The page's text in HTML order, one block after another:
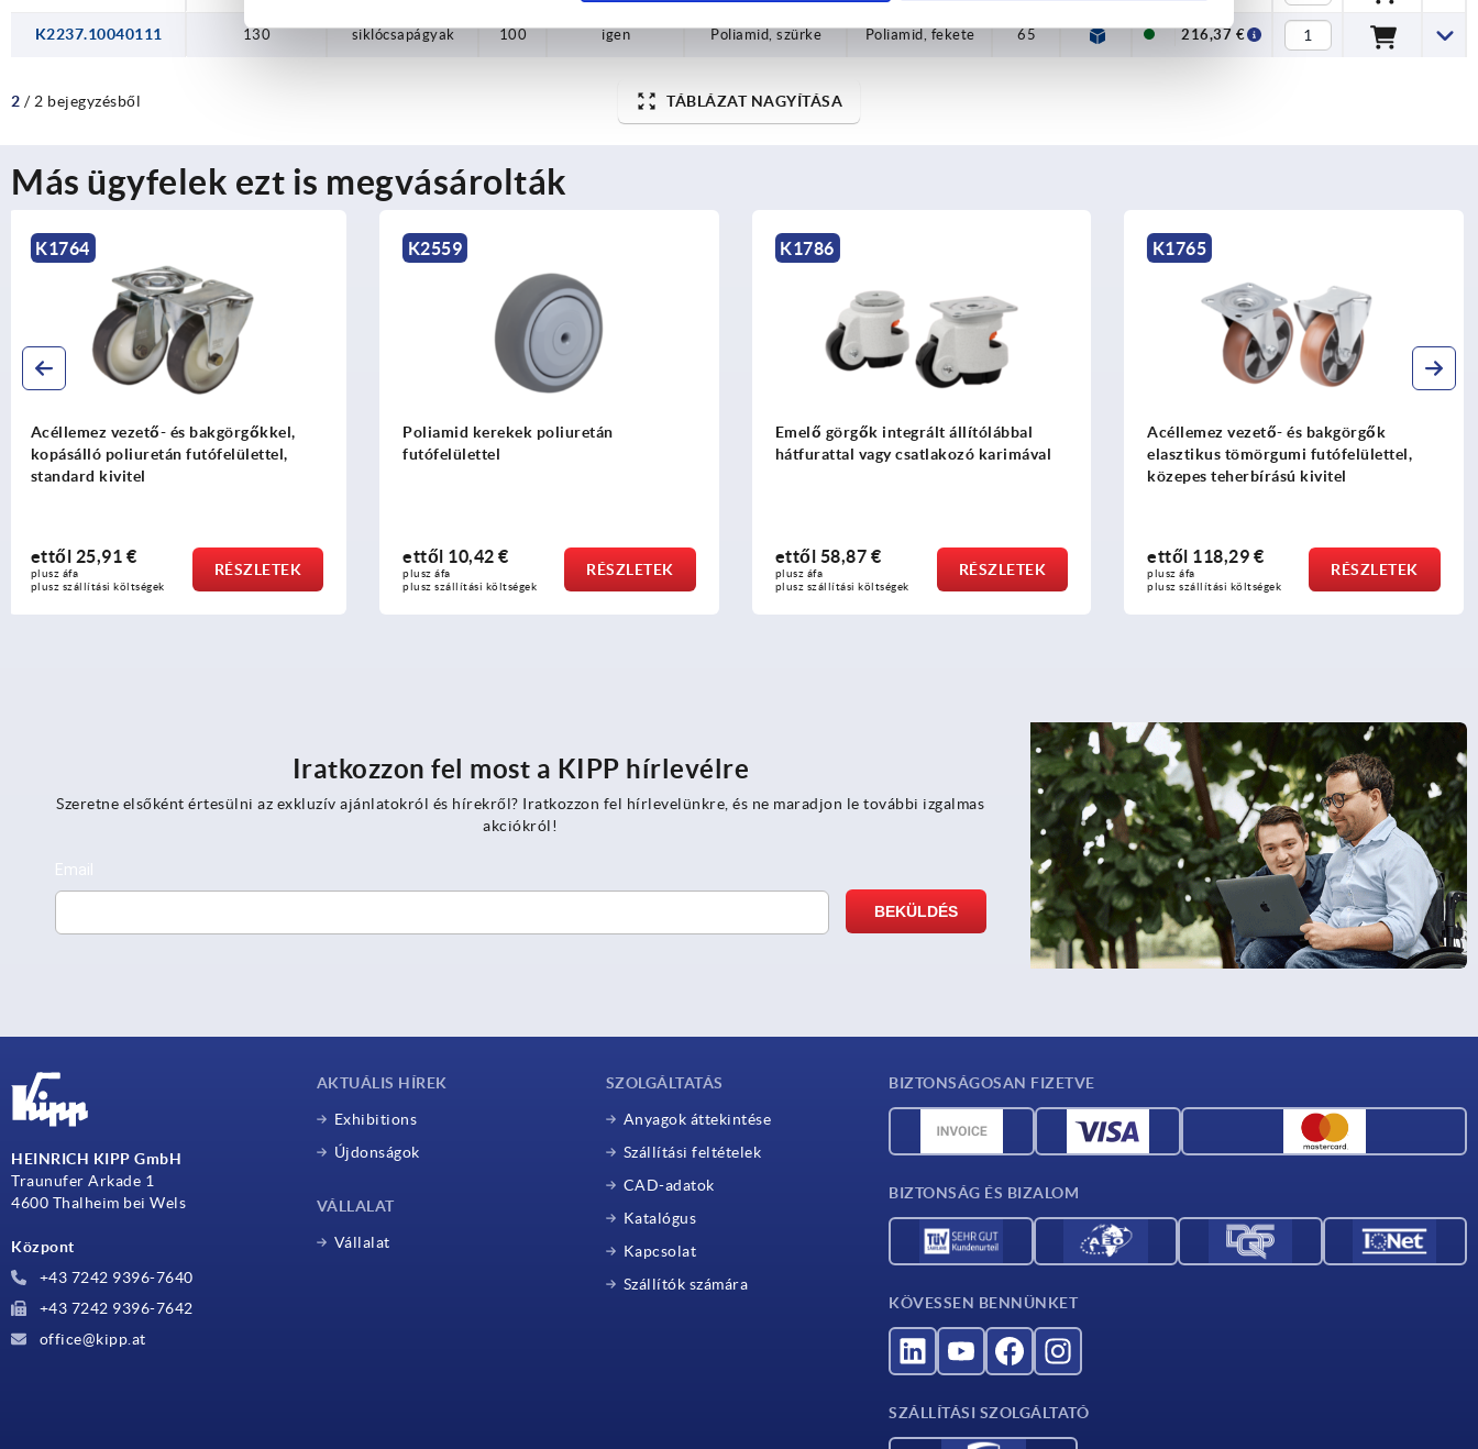
K2237.10040111 130 siklócsapágyak 100 igen Poliamid, szürke Poliamid, fekete 65 145 216,37 €
2 / 2 bejegyzésből TÁBLÁZAT NAGYÍTÁSA
Más ügyfelek ezt is megvásárolták
K2559
Poliamid kerekek poliuretán
futófelülettel
ettől10,42 €
plusz áfa
plusz szállítási költségek
RÉSZLETEK
K1786
Emelő görgők integrált állítólábbal
hátfurattal vagy csatlakozó karimával
ettől58,87 €
plusz áfa
plusz szállítási költségek
RÉSZLETEK
K1765
Acéllemez vezető- és bakgörgők
elasztikus tömörgumi futófelülettel,
ettől118,29 €
plusz áfa
plusz szállítási költségek
RÉSZLETEK
K1782
Nagy teherbírású kerekek hegesztett
keréktest
ettől119,99 €
plusz áfa
plusz szállítási költségek
RÉSZLETEK
Iratkozzon fel most a KIPP hírlevélre
Szeretne elsőként értesülni az exkluzív ajánlatokról és hírekről? Iratkozzon fel hírlevelünkre, és ne maradjon le további izgalmas
akciókról!
HEINRICH KIPP GmbH
Traunufer Arkade 1
4600 Thalheim bei Wels
Központ
+43 7242 9396-7640
+43 7242 9396-7642
office@kipp.at
AKTUÁLIS HÍREK
Exhibitions
Újdonságok
VÁLLALAT
Vállalat
SZOLGÁLTATÁS
Anyagok áttekintése
Szállítási feltételek
CAD-adatok
Katalógus
Kapcsolat
Szállítók számára
BIZTONSÁGOSAN FIZETVE
BIZTONSÁG ÉS BIZALOM
KÖVESSEN BENNÜNKET
SZÁLLÍTÁSI SZOLGÁLTATÓ